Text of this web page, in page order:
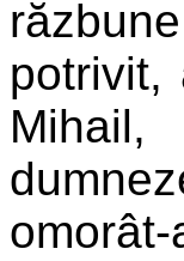
potrivit,